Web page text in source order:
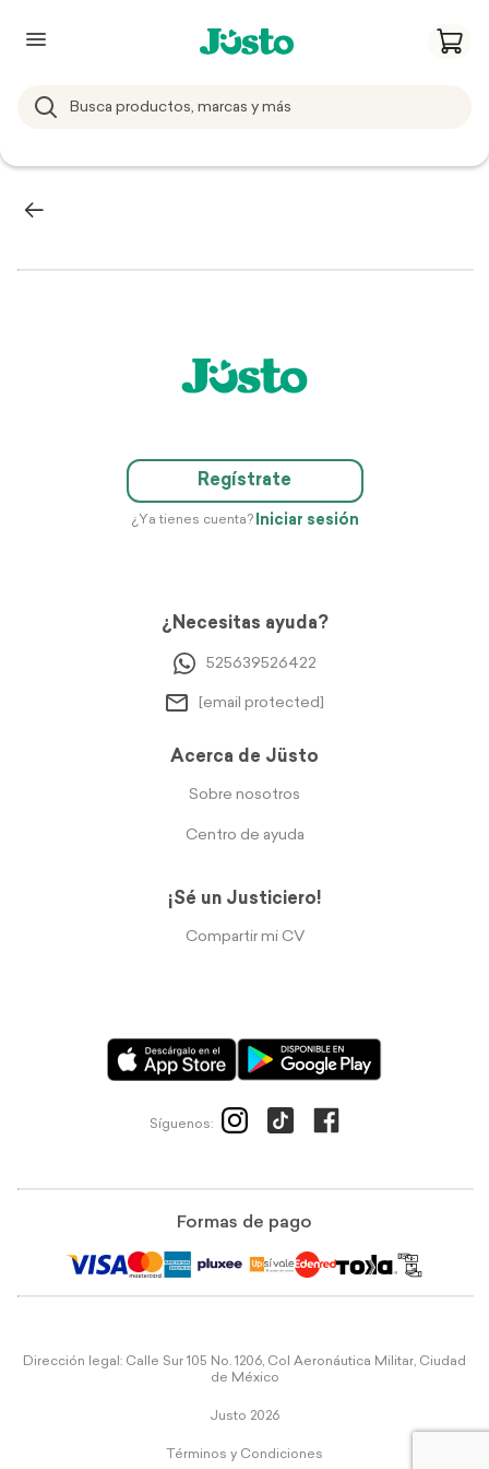
Regístrate
¿Ya tienes cuenta? Iniciar sesión
¿Necesitas ayuda?
525639526422
[email protected]
Acerca de Jüsto
Sobre nosotros
Centro de ayuda
¡Sé un Justiciero!
Compartir mi CV
Síguenos:
Formas de pago
Dirección legal: Calle Sur 105 No. 1206, Col Aeronáutica Militar, Ciudad
de México
Justo 2026
Términos y Condiciones